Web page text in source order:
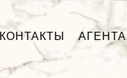
КОНТАКТЫ